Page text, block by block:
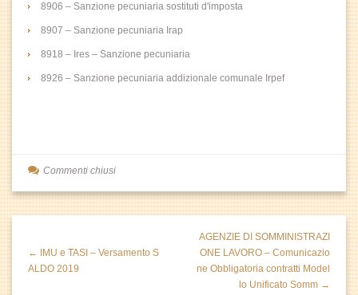
8906 – Sanzione pecuniaria sostituti d'imposta
8907 – Sanzione pecuniaria Irap
8918 – Ires – Sanzione pecuniaria
8926 – Sanzione pecuniaria addizionale comunale Irpef
Commenti chiusi
← IMU e TASI – Versamento S
ALDO 2019
AGENZIE DI SOMMINISTRAZI
ONE LAVORO – Comunicazio
ne Obbligatoria contratti Model
lo Unificato Somm →